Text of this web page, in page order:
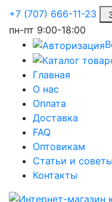
+7 (707) 666-11-23
пн-пт 9:00-18:00
Главная
О нас
Оплата
Доставка
FAQ
Оптовикам
Статьи и советы
Контакты